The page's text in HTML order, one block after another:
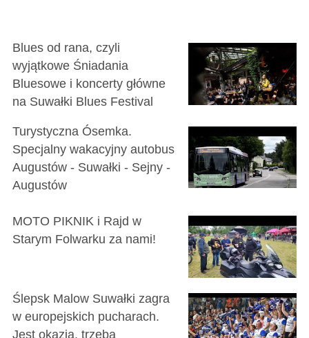
Blues od rana, czyli
wyjątkowe Śniadania
Bluesowe i koncerty główne
na Suwałki Blues Festival
Turystyczna Ósemka.
Specjalny wakacyjny autobus
Augustów - Suwałki - Sejny -
Augustów
MOTO PIKNIK i Rajd w
Starym Folwarku za nami!
Ślepsk Malow Suwałki zagra
w europejskich pucharach.
Jest okazja, trzeba